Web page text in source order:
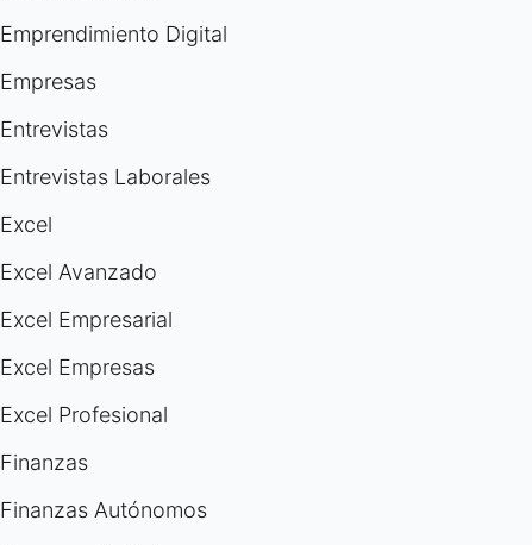
Emprendimiento Digital
Empresas
Entrevistas
Entrevistas Laborales
Excel
Excel Avanzado
Excel Empresarial
Excel Empresas
Excel Profesional
Finanzas
Finanzas Autónomos